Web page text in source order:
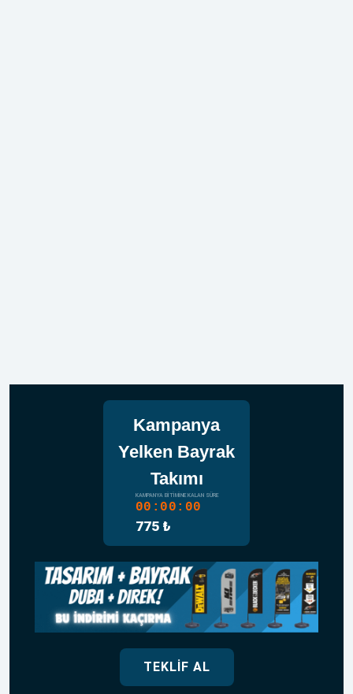
Kampanya
Yelken Bayrak
Takımı
KAMPANYA BITIMINE KALAN SÜRE
00:00:00
775 ₺
TEKLIF AL